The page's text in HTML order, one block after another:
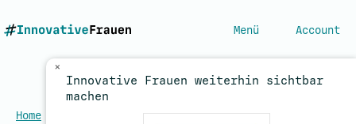
×
Innovative Frauen weiterhin sichtbar
machen
Menü Account
Home Gebärdensprache